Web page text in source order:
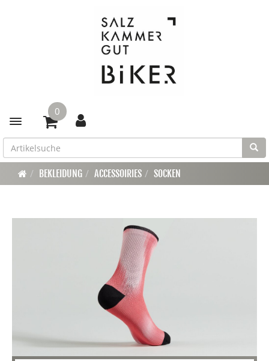
Toggle navigation
0
BEKLEIDUNG ACCESSOIRIES SOCKEN